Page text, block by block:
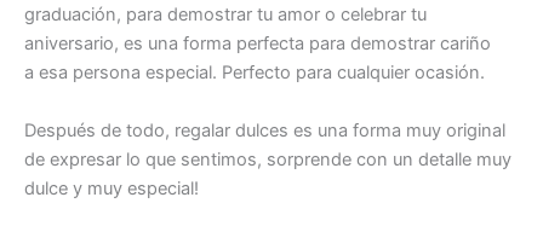
graduación, para demostrar tu amor o celebrar tu
aniversario, es una forma perfecta para demostrar cariño
a esa persona especial. Perfecto para cualquier ocasión.
Después de todo, regalar dulces es una forma muy original
de expresar lo que sentimos, sorprende con un detalle muy
dulce y muy especial!